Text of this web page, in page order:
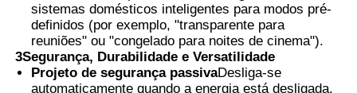
sistemas domésticos inteligentes para modos pré-
definidos (por exemplo, "transparente para
reuniões" ou "congelado para noites de cinema").
3Segurança, Durabilidade e Versatilidade
Projeto de segurança passivaDesliga-se
automaticamente quando a energia está desligada,